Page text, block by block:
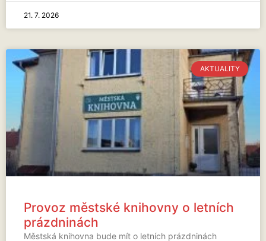
21. 7. 2026
AKTUALITY
Provoz městské knihovny o letních
prázdninách
Městská knihovna bude mít o letních prázdninách